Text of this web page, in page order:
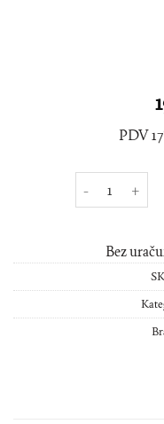
PDV
Jean Claude
Bez